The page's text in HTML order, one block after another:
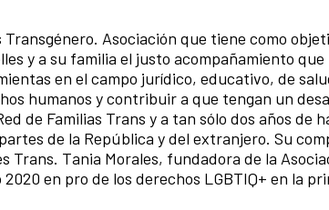
Asociación que tiene como
y a su familia el justo acompañamiento
en el campo jurídico, educativo, de
humanos y contribuir a que tengan un
de Familias Trans y a tan sólo dos años de
de la República y del extranjero. Su
Trans. Tania Morales, fundadora de la
en pro de los derechos LGBTIQ+ en la